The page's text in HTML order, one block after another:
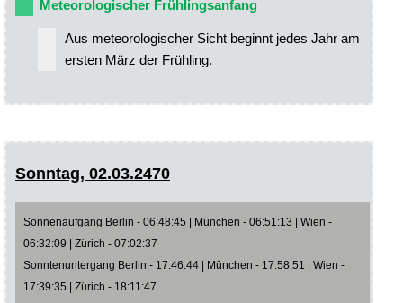
Meteorologischer Frühlingsanfang
Aus meteorologischer Sicht beginnt jedes Jahr am
ersten März der Frühling.
Sonntag, 02.03.2470
Sonnenaufgang Berlin - 06:48:45 | München - 06:51:13 | Wien -
06:32:09 | Zürich - 07:02:37
Sonntenuntergang Berlin - 17:46:44 | München - 17:58:51 | Wien -
17:39:35 | Zürich - 18:11:47